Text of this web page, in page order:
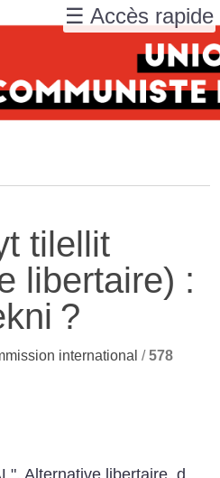
tilellit
libertaire) :
?
international /578
Alternative libertaire, d
☰ Accès rapide